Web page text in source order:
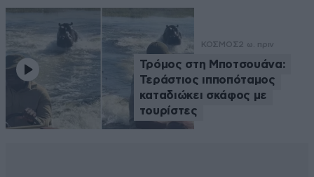
ΚΟΣΜΟΣ2 ω. πριν
Τρόμος στη Μποτσουάνα:
Τεράστιος ιπποπόταμος
καταδιώκει σκάφος με
τουρίστες